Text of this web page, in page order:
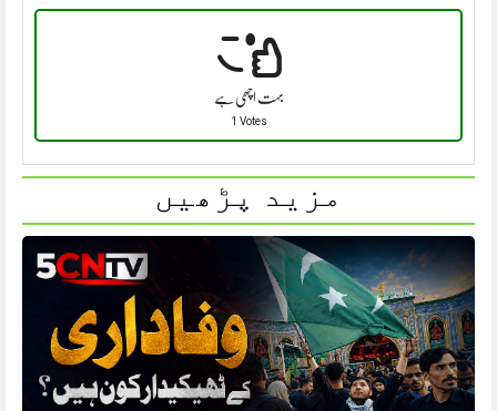
بہت اچھی ہے
1 Votes
مزید پڑھیں